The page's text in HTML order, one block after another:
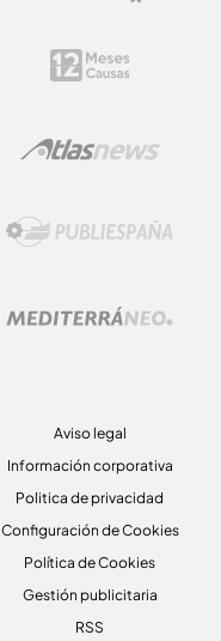
Aviso legal
Información corporativa
Politica de privacidad
Configuración de Cookies
Política de Cookies
Gestión publicitaria
RSS